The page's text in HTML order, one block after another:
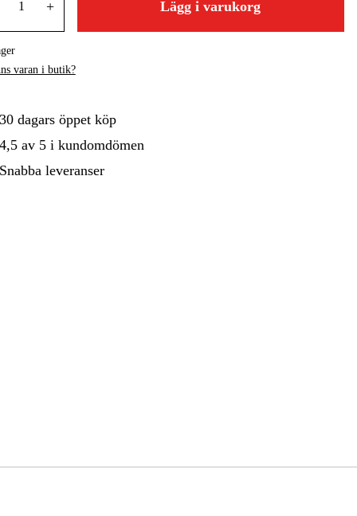
Hem & Fritid Kampanjer
+ Lägg i varukorg
varan i butik?
30 dagars öppet köp
4,5 av 5 i kundomdömen
Snabba leveranser